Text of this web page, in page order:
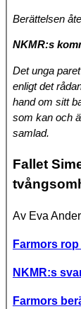
Berättelsen
NKMR:s
Det unga
enligt det
hand om sitt
som kan och
samlad.
Fallet
Av Eva
Farmors
NKMR:s
Farmors